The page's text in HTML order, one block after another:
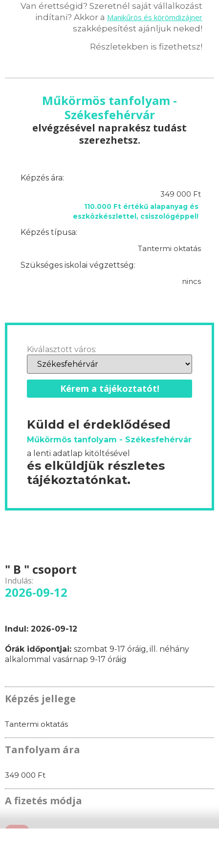
Van érettségid? Szeretnél saját vállalkozást
indítani? Akkor a Manikűrös és körömdizájner
szakképesítést ajánljuk neked!
Részletekben is fizethetsz!
Műkörmös tanfolyam -
Székesfehérvár
elvégzésével naprakész tudást
szerezhetsz.
Képzés ára:
349 000 Ft
110.000 Ft értékű alapanyag és
eszközkészlettel, csiszológéppel!
Képzés típusa:
Tantermi oktatás
Szükséges iskolai végzettség:
nincs
Kiválasztott város:
Kérem a tájékoztatót!
Küldd el érdeklődésed
Műkörmös tanfolyam - Székesfehérvár
a lenti adatlap kitöltésével
és elküldjük részletes
tájékoztatónkat.
" B " csoport
Indulás:
2026-09-12
Indul: 2026-09-12
Órák időpontjai: szombat 9-17 óráig, ill. néhány
alkalommal vasárnap 9-17 óráig
Képzés jellege
Tantermi oktatás
Tanfolyam ára
349 000 Ft
A fizetés módja